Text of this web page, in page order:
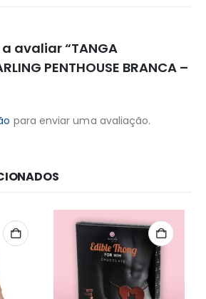
avaliar “TANGA
PENTHOUSE BRANCA –
para enviar uma avaliação.
Redes Sociais